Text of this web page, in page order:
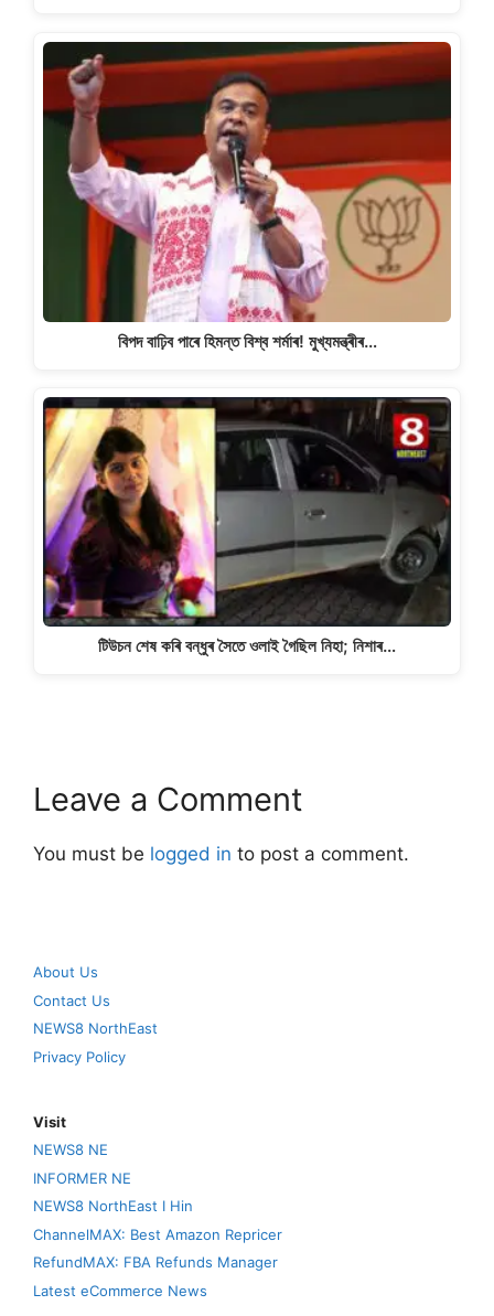
বিপদ বাঢ়িব পাৰে হিমন্ত বিশ্ব শৰ্মাৰ! মুখ্যমন্ত্ৰীৰ…
টিউচন শেষ কৰি বন্ধুৰ সৈতে ওলাই গৈছিল নিহা; নিশাৰ…
Leave a Comment
You must be logged in to post a comment.
About Us
Contact Us
NEWS8 NorthEast
Privacy Policy
Visit
NEWS8 NE
INFORMER NE
NEWS8 NorthEast I Hin
ChannelMAX: Best Amazon Repricer
RefundMAX: FBA Refunds Manager
Latest eCommerce News